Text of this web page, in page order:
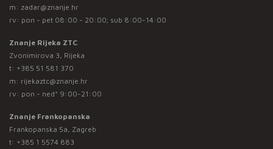
m: zadar@znanje.hr
rv: pon - pet 08:00 - 20:00; sub 8:00-14:00
Znanje Rijeka ZTC
Zvonimirova 3, Rijeka
t: +385 51 581 370
m: rijekaztc@znanje.hr
rv: pon - ned* 9:00-21:00
Znanje Frankopanska
Frankopanska 5a, Zagreb
t: +385 1 5574 883